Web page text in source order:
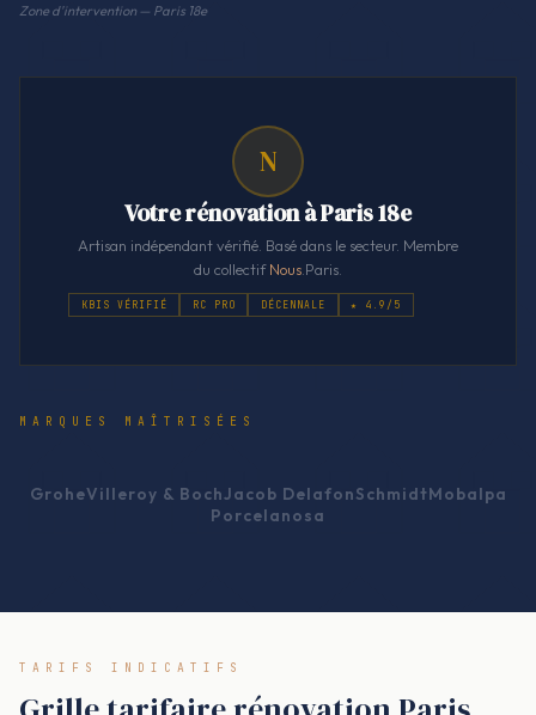
Zone d'intervention — Paris 18e
N
Votre rénovation à Paris 18e
Artisan indépendant vérifié. Basé dans le secteur. Membre
du collectifNous.Paris.
KBIS VÉRIFIÉ RC PRO DÉCENNALE ★ 4.9/5
MARQUES MAÎTRISÉES
GroheVilleroy & BochJacob DelafonSchmidtMobalpa
Porcelanosa
TARIFS INDICATIFS